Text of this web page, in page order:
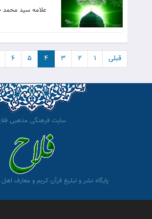
علامه سید محمد
قبلی ۱ ۲ ۳ ۴ ۵ ۶
سایت فرهنگی مذهبی
پایگاه نشر و تبلیغ قرآن کریم و معارف